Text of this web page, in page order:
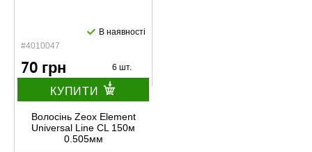
#4010047
В наявності
70 грн 6 шт.
КУПИТИ
Волосінь Zeox Element
Universal Line CL 150м
0.505мм